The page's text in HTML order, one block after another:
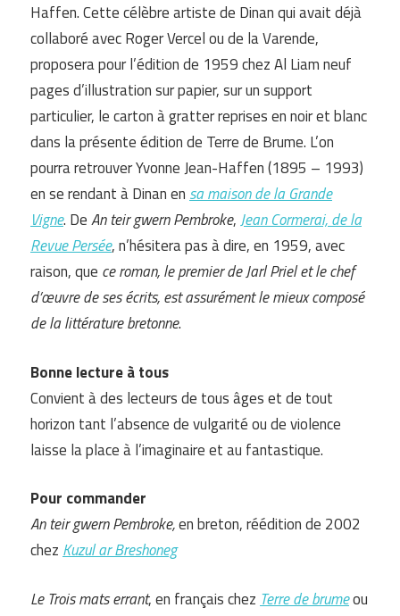
Haffen. Cette célèbre artiste de Dinan qui avait déjà
collaboré avec Roger Vercel ou de la Varende,
proposera pour l’édition de 1959 chez Al Liam neuf
pages d’illustration sur papier, sur un support
particulier, le carton à gratter reprises en noir et blanc
dans la présente édition de Terre de Brume. L’on
pourra retrouver Yvonne Jean-Haffen (1895 – 1993)
en se rendant à Dinan en sa maison de la Grande
Vigne. DeAn teir gwern Pembroke,Jean Cormerai, de la
Revue Persée, n’hésitera pas à dire, en 1959, avec
raison, que ce roman, le premier de Jarl Priel et le chef
d’œuvre de ses écrits, est assurément le mieux composé
de la littérature bretonne.
Bonne lecture à tous
Convient à des lecteurs de tous âges et de tout
horizon tant l’absence de vulgarité ou de violence
laisse la place à l’imaginaire et au fantastique.
Pour commander
An teir gwern Pembroke,en breton, réédition de 2002
chez Kuzul ar Breshoneg
Le Trois mats errant, en français chez Terre de brumeou